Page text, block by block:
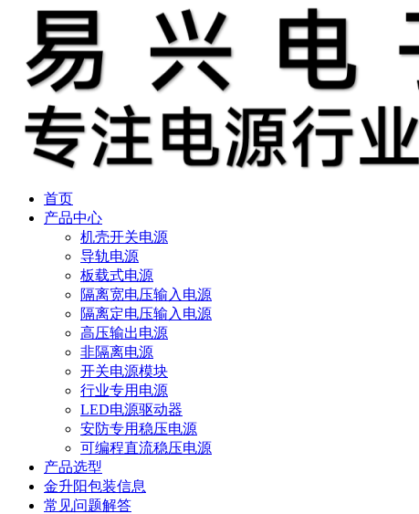
首页
产品中心
机壳开关电源
导轨电源
板载式电源
隔离宽电压输入电源
隔离定电压输入电源
高压输出电源
非隔离电源
开关电源模块
行业专用电源
LED电源驱动器
安防专用稳压电源
可编程直流稳压电源
产品选型
金升阳包装信息
常见问题解答